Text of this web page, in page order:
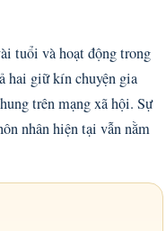
tuổi và hoạt động trong
hai giữ kín chuyện gia
trên mạng xã hội. Sự
nhân hiện tại vẫn nằm